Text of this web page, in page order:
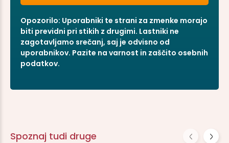
Opozorilo: Uporabniki te strani za zmenke morajo
biti previdni pri stikih z drugimi. Lastniki ne
zagotavljamo srečanj, saj je odvisno od
uporabnikov. Pazite na varnost in zaščito osebnih
podatkov.
Spoznaj tudi druge